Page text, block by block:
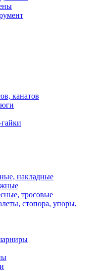
канатов
накладные
тросовые
стопора, упоры,